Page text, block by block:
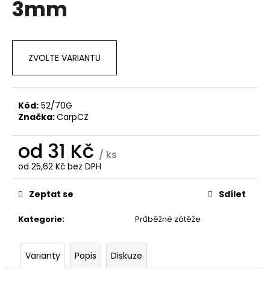
3mm
ZVOLTE VARIANTU
Kód: 52/70G
Značka:CarpCZ
od 31 Kč / ks
od 25,62 Kč bez DPH
Měrná
cena:
Kategorie: Průběžné zátěže
Zeptat se Sdílet
Varianty Popis Diskuze
a
í
?
HLEDAT
D
p
č